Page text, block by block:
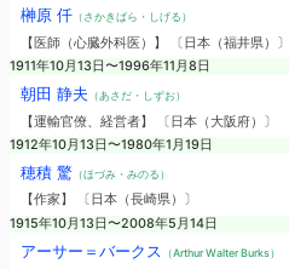
榊原 仟（さかきばら・しげる）
【医師（心臓外科医）】 〔日本（福井県）〕
1911年10月13日〜1996年11月8日
朝田 静夫 （あさだ・しずお）
【運輸官僚、経営者】 〔日本（大阪府）〕
1912年10月13日〜1980年1月19日
穂積 驚（ほづみ・みのる）
【作家】 〔日本（長崎県）〕
1915年10月13日〜2008年5月14日
アーサー＝バークス （Arthur Walter Burks）